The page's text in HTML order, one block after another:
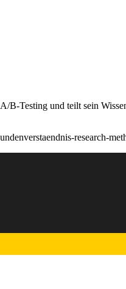
B-Testing und teilt sein
research-